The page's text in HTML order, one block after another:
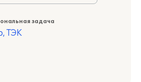
задача
ТЭК